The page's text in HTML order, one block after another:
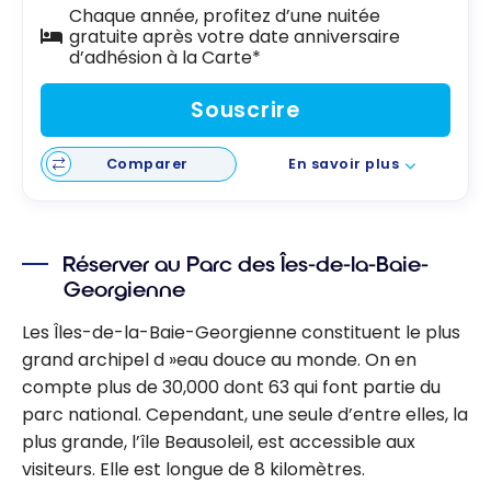
Chaque année, profitez d’une nuitée
gratuite après votre date anniversaire
d’adhésion à la Carte*
Souscrire
Comparer En savoir plus
Réserver au Parc des Îes-de-la-Baie-
Georgienne
Les Îles-de-la-Baie-Georgienne constituent le plus
grand archipel d »eau douce au monde. On en
compte plus de 30,000 dont 63 qui font partie du
parc national. Cependant, une seule d’entre elles, la
plus grande, l’île Beausoleil, est accessible aux
visiteurs. Elle est longue de 8 kilomètres.